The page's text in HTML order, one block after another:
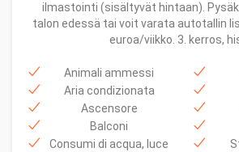
ilmastointi (sisältyvät hintaan).
talon edessä tai voit varata autotallin
euroa/viikko. 3. kerros,
Animali ammessi
Aria condizionata
Ascensore
Balconi
Consumi di acqua, luce